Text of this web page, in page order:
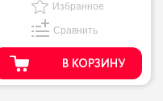
Избранное
Сравнить
В КОРЗИНУ